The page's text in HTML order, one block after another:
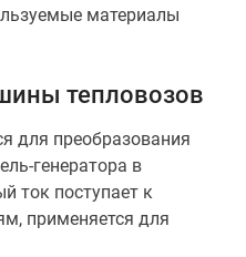
материалы
тепловозов
для преобразования
генератора в
ток поступает к
применяется для